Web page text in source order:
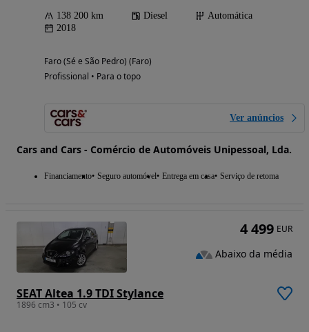
138 200 km Diesel
Automática
2018
Faro (Sé e São Pedro) (Faro)
Profissional • Para o topo
Ver anúncios
Cars and Cars - Comércio de Automóveis Unipessoal, Lda.
Financiamento Seguro automóvel Entrega em casa Serviço de retoma
SEAT Altea 1.9 TDI Stylance
1896 cm3 • 105 cv
4 499 EUR
Abaixo da média